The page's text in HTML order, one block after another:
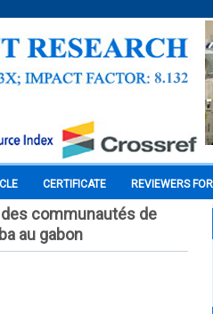
CERTIFICATE REVIEWERS
communautés de
au gabon